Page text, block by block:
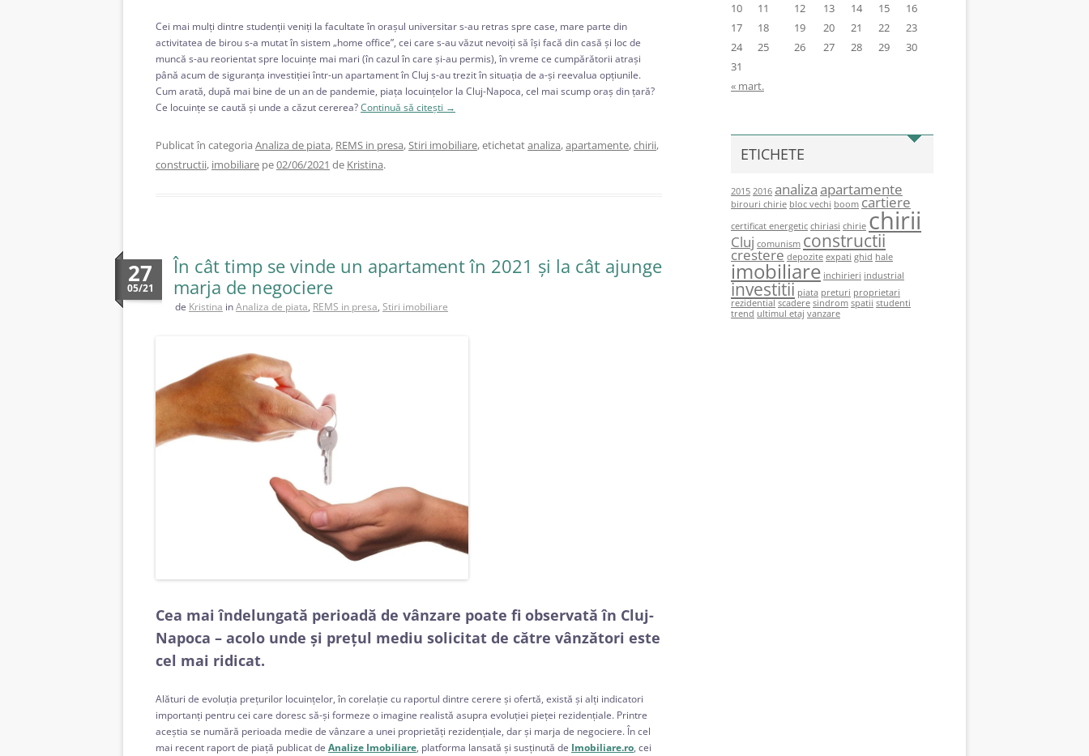
Cei mai mulți dintre studenții veniți la facultate în orașul universitar s-au retras spre case, mare parte din
activitatea de birou s-a mutat în sistem „home office”, cei care s-au văzut nevoiți să își facă din casă și loc de
muncă s-au reorientat spre locuințe mai mari (în cazul în care și-au permis), în vreme ce cumpărătorii atrași
până acum de siguranța investiției într-un apartament în Cluj s-au trezit în situația de a-și reevalua opțiunile.
Cum arată, după mai bine de un an de pandemie, piața locuințelor la Cluj-Napoca, cel mai scump oraș din țară?
Ce locuințe se caută și unde a căzut cererea?Continuă să citești →
Publicat în categoria Analiza de piata, REMS in presa,Stiri imobiliare, etichetatanaliza,apartamente,chirii,
constructii, imobiliare pe02/06/2021 de Kristina.
27
05/21
În cât timp se vinde un apartament în 2021 și la cât ajunge
marja de negociere
de Kristina inAnaliza de piata, REMS in presa, Stiri imobiliare
Cea mai îndelungată perioadă de vânzare poate fi observată în Cluj-
Napoca – acolo unde și prețul mediu solicitat de către vânzători este
cel mai ridicat.
Alături de evoluția prețurilor locuințelor, în corelație cu raportul dintre cerere și ofertă, există și alți indicatori
importanți pentru cei care doresc să-și formeze o imagine realistă asupra evoluției pieței rezidențiale. Printre
aceștia se numără perioada medie de vânzare a unei proprietăți rezidențiale, dar și marja de negociere. În cel
mai recent raport de piață publicat de Analize Imobiliare, platforma lansată și susținută de Imobiliare.ro, cei
10
11 12 13 14 15
16
17
18 19 20 21 22
23
24
25 26 27 28 29
30
31
« mart.
ETICHETE
2015 2016 analizaapartamente
birouri chirie bloc vechi boom cartiere
certificat energetic chiriasi chirie chirii
Cluj comunism constructii
crestere depozite expati ghid hale
imobiliare inchirieri industrial
investitii piata preturi proprietari
rezidential scadere sindrom spatii studenti
trend ultimul etaj vanzare